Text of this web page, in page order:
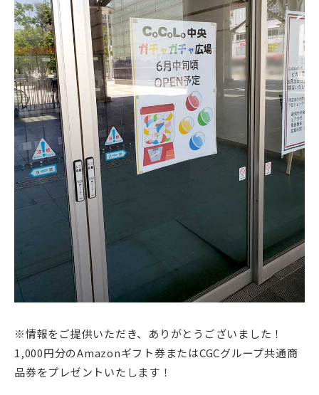
※情報をご提供いただき、ありがとうございました！
1,000円分のAmazonギフト券またはCGCグループ共通商
品券をプレゼントいたします！